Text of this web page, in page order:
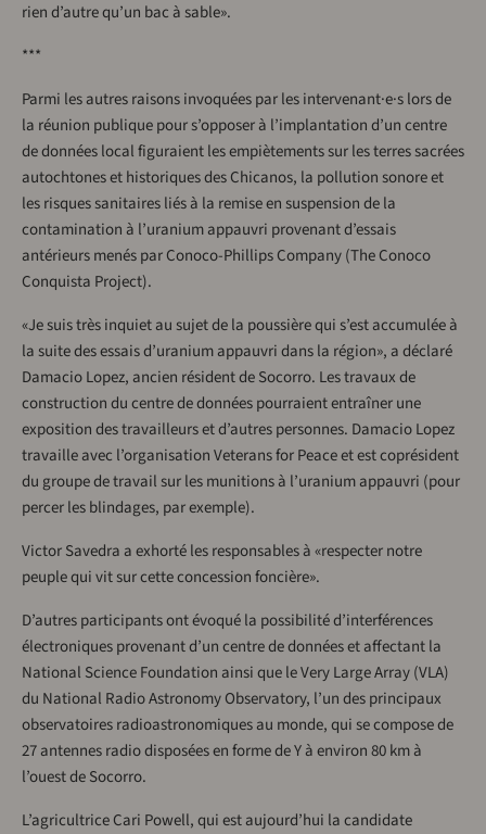
rien d’autre qu’un bac à sable».
***
Parmi les autres raisons invoquées par les intervenant·e·s lors de
la réunion publique pour s’opposer à l’implantation d’un centre
de données local figuraient les empiètements sur les terres sacrées
autochtones et historiques des Chicanos, la pollution sonore et
les risques sanitaires liés à la remise en suspension de la
contamination à l’uranium appauvri provenant d’essais
antérieurs menés par Conoco-Phillips Company (The Conoco
Conquista Project).
«Je suis très inquiet au sujet de la poussière qui s’est accumulée à
la suite des essais d’uranium appauvri dans la région», a déclaré
Damacio Lopez, ancien résident de Socorro. Les travaux de
construction du centre de données pourraient entraîner une
exposition des travailleurs et d’autres personnes. Damacio Lopez
travaille avec l’organisation Veterans for Peace et est coprésident
du groupe de travail sur les munitions à l’uranium appauvri (pour
percer les blindages, par exemple).
Victor Savedra a exhorté les responsables à «respecter notre
peuple qui vit sur cette concession foncière».
D’autres participants ont évoqué la possibilité d’interférences
électroniques provenant d’un centre de données et affectant la
National Science Foundation ainsi que le Very Large Array (VLA)
du National Radio Astronomy Observatory, l’un des principaux
observatoires radioastronomiques au monde, qui se compose de
27 antennes radio disposées en forme de Y à environ 80 km à
l’ouest de Socorro.
L’agricultrice Cari Powell, qui est aujourd’hui la candidate